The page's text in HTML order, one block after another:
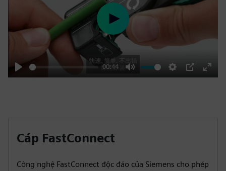
Play
00:44
Mute Settings
PIP
Enter
Play
Cáp FastConnect
Công nghệ FastConnect độc đáo của Siemens cho phép